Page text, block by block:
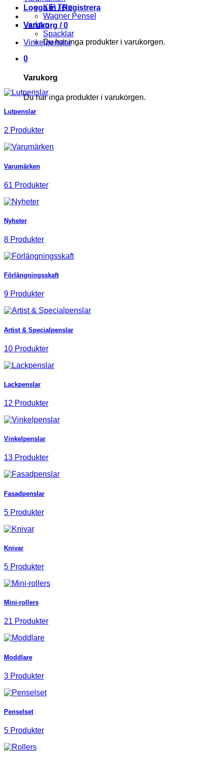
Logga in / Registrera
Varukorg /0
Du har inga produkter i varukorgen.
0
Varukorg
Du har inga produkter i varukorgen.
KIP Tejp
Wagner Pensel
Verktyg
Spacklar
Vinkelpenslar
Lutpenslar
2 Produkter
Varumärken
61 Produkter
Nyheter
8 Produkter
Förlängningsskaft
9 Produkter
Artist & Specialpenslar
10 Produkter
Lackpenslar
12 Produkter
Vinkelpenslar
13 Produkter
Fasadpenslar
5 Produkter
Knivar
5 Produkter
Mini-rollers
21 Produkter
Moddlare
3 Produkter
Penselset
5 Produkter